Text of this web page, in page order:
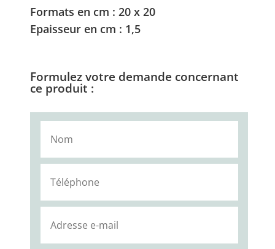
Formats en cm : 20 x 20
Epaisseur en cm : 1,5
Formulez votre demande concernant
ce produit :